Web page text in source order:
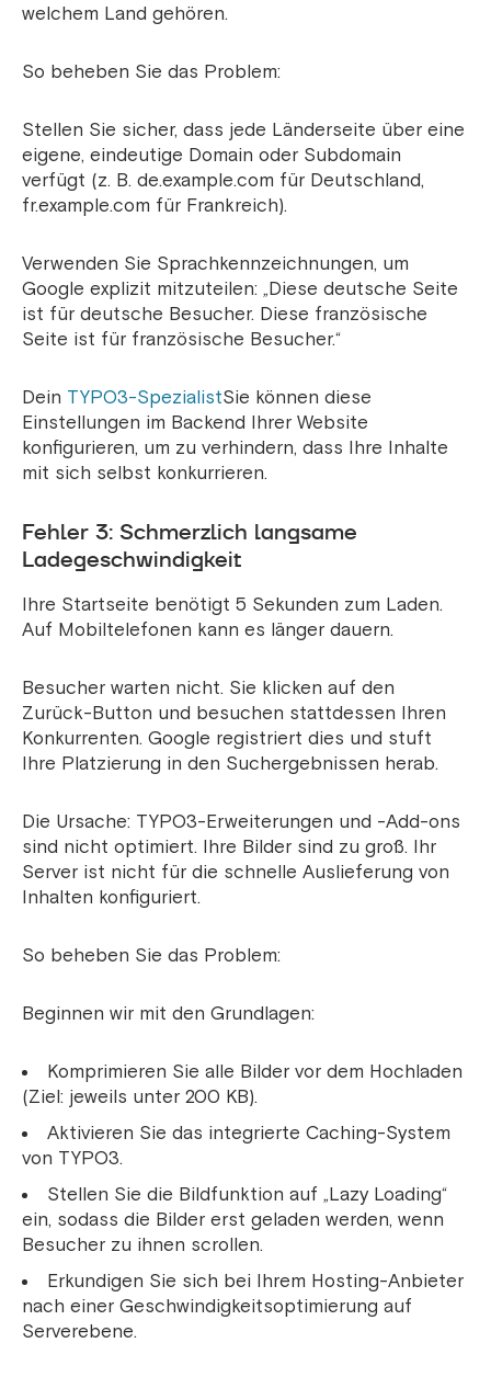
welchem Land gehören.
So beheben Sie das Problem:
Stellen Sie sicher, dass jede Länderseite über eine
eigene, eindeutige Domain oder Subdomain
verfügt (z. B. de.example.com für Deutschland,
fr.example.com für Frankreich).
Verwenden Sie Sprachkennzeichnungen, um
Google explizit mitzuteilen: „Diese deutsche Seite
ist für deutsche Besucher. Diese französische
Seite ist für französische Besucher.“
Dein TYPO3-SpezialistSie können diese
Einstellungen im Backend Ihrer Website
konfigurieren, um zu verhindern, dass Ihre Inhalte
mit sich selbst konkurrieren.
Fehler 3: Schmerzlich langsame
Ladegeschwindigkeit
Ihre Startseite benötigt 5 Sekunden zum Laden.
Auf Mobiltelefonen kann es länger dauern.
Besucher warten nicht. Sie klicken auf den
Zurück-Button und besuchen stattdessen Ihren
Konkurrenten. Google registriert dies und stuft
Ihre Platzierung in den Suchergebnissen herab.
Die Ursache: TYPO3-Erweiterungen und -Add-ons
sind nicht optimiert. Ihre Bilder sind zu groß. Ihr
Server ist nicht für die schnelle Auslieferung von
Inhalten konfiguriert.
So beheben Sie das Problem:
Beginnen wir mit den Grundlagen:
Komprimieren Sie alle Bilder vor dem Hochladen
(Ziel: jeweils unter 200 KB).
Aktivieren Sie das integrierte Caching-System
von TYPO3.
Stellen Sie die Bildfunktion auf „Lazy Loading“
ein, sodass die Bilder erst geladen werden, wenn
Besucher zu ihnen scrollen.
Erkundigen Sie sich bei Ihrem Hosting-Anbieter
nach einer Geschwindigkeitsoptimierung auf
Serverebene.